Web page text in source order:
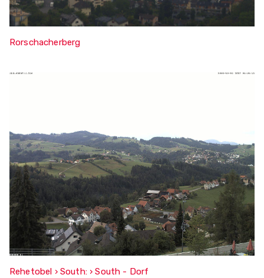
Rorschacherberg
Rehetobel › South: › South - Dorf